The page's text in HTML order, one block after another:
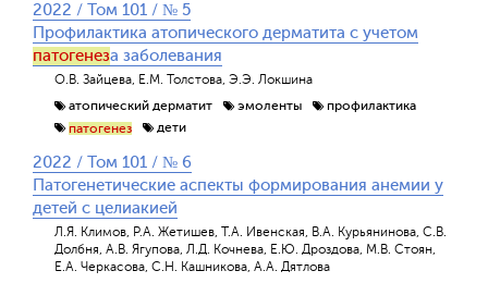
2022 / Том 101 / № 5
Профилактика атопического дерматита с учетом
патогенеза заболевания
О.В. Зайцева, Е.М. Толстова, Э.Э. Локшина
атопический дерматит
эмоленты
профилактика
патогенез
дети
2022 / Том 101 / № 6
Патогенетические аспекты формирования анемии у
детей с целиакией
Л.Я. Климов, Р.А. Жетишев, Т.А. Ивенская, В.А. Курьянинова, С.В.
Долбня, А.В. Ягупова, Л.Д. Кочнева, Е.Ю. Дроздова, М.В. Стоян,
Е.А. Черкасова, С.Н. Кашникова, А.А. Дятлова